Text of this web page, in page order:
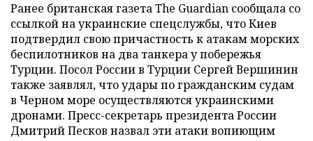
Ранее британская газета The Guardian сообщала со
ссылкой на украинские спецслужбы, что Киев
подтвердил свою причастность к атакам морских
беспилотников на два танкера у побережья
Турции. Посол России в Турции Сергей Вершинин
также заявлял, что удары по гражданским судам
в Черном море осуществляются украинскими
дронами. Пресс-секретарь президента России
Дмитрий Песков назвал эти атаки вопиющим